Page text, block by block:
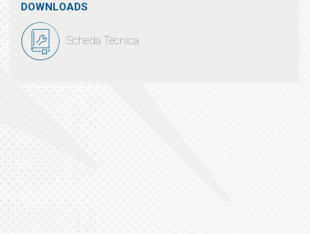
DOWNLOADS
Scheda Tecnica